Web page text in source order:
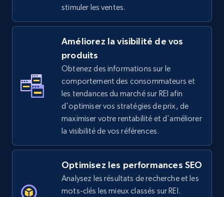
Amazon sellers info
Seller id, URL, Seller name, Description, Detailed
info, Stars, Feedbacks, Return policy, and more.
378+ Commencer
URL, Product id, Title, Seller name, Seller rating,
Seller reviews, Breadcrumbs, Root category, and
stimuler les ventes.
Améliorez la visibilité de vos
produits
Obtenez des informations sur le
comportement des consommateurs et
les tendances du marché sur REI afin
d'optimiser vos stratégies de prix, de
maximiser votre rentabilité et d'améliorer
la visibilité de vos références.
Optimisez les performances SEO
Analysez les résultats de recherche et les
mots-clés les mieux classés sur REI.